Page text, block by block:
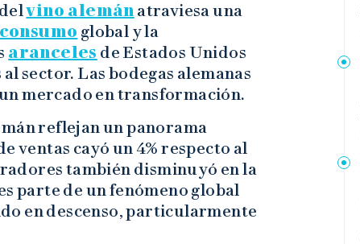
vino alemán atraviesa una
global y la
aranceles de Estados Unidos
sector. Las bodegas alemanas
mercado en transformación.
reflejan un panorama
ventas cayó un 4% respecto al
también disminuyó en la
parte de un fenómeno global
en descenso, particularmente